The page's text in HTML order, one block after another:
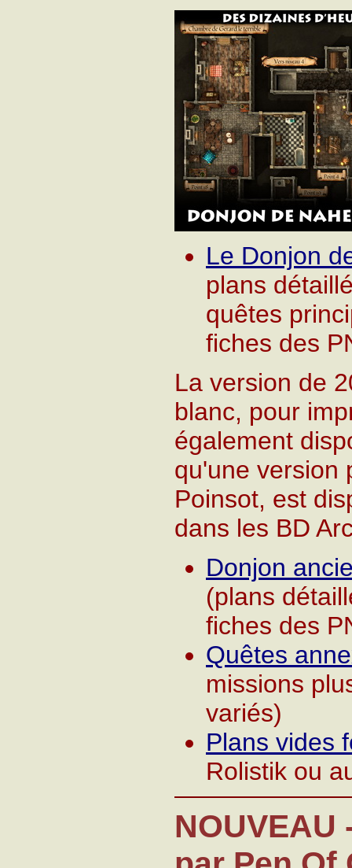
Le Donjon
plans
quêtes
fiches des
La version de
blanc, pour
également
qu'une version
Poinsot, est
dans les BD
Donjon
(plans
fiches des
Quêtes
missions
variés)
Plans vides
Rolistik ou